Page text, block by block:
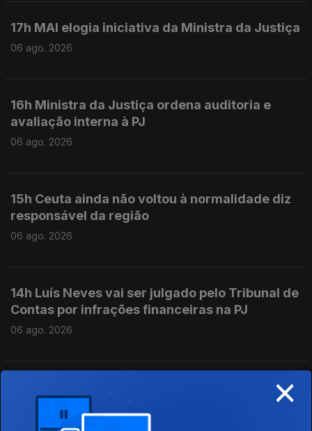
17h MAI elogia iniciativa da Ministra da Justiça
06 ago. 2026
16h Ministra da Justiça ordena auditoria e
avaliação interna à PJ
06 ago. 2026
15h Ceuta ainda não voltou à normalidade diz
responsável da região
06 ago. 2026
14h Luís Neves vai ser julgado pelo Tribunal de
Contas por infrações financeiras na PJ
06 ago. 2026
13h Plataforma para os Direitos das Mulheres
saúda penalizações para discriminação
×